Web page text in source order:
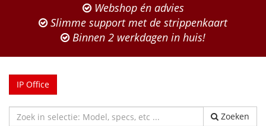
Webshop én advies
Slimme support met de strippenkaart
Binnen 2 werkdagen in huis!
IP Office
Zoeken